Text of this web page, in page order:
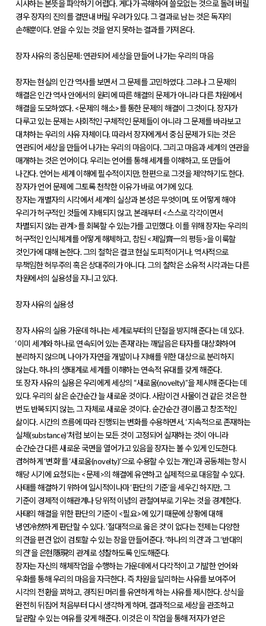
시사하는 본뜻을 파악하기 어렵다. 게다가 곡해하여 쓸모없는 것으로 돌려 버릴
경우 장자의 진의를 결딴내 버릴 우려가 있다. 그 결과로 남는 것은 독자의
손해뿐이다. 얻을 수 있는 것을 얻지 못하는 결과를 가져온다.
장자 사유의 중심문제: 연관되어 세상을 만들어 나가는 우리의 마음
장자는 현실의 인간 역사를 보면서 그 문제를 고민하였다. 그러나 그 문제의
해결은 인간 역사 안에서의 원리에 따른 해결의 문제가 아니라 다른 차원에서
해결을 도모하였다. <문제의 해소>를 통한 문제의 해결이 그것이다. 장자가
다루고 있는 문제는 사회적인 구체적인 문제들이 아니라 그 문제를 바라보고
대처하는 우리의 사유 자체이다. 따라서 장자에게서 중심 문제가 되는 것은
연관되어 세상을 만들어 나가는 우리의 마음이다. 그리고 마음과 세계의 연관을
매개하는 것은 언어이다. 우리는 언어를 통해 세계를 이해하고, 또 만들어
나간다. 언어는 세계 이해에 필수적이지만, 한편으로 그것을 제약하기도 한다.
장자가 언어 문제에 그토록 천착한 이유가 바로 여기에 있다.
장자는 개별자의 시각에서 세계의 실상과 본성은 무엇이며, 또 어떻게 해야
우리가 허구적인 것들에 지배되지 않고, 본래부터 <스스로 각각이면서
차별되지 않는 관계>를 회복할 수 있는가를 고민했다. 이를 위해 장자는 우리의
허구적인 인식체계를 어떻게 해체하고, 참된 <제일齊一의 평등>을 이룩할
것인가에 대해 논한다. 그의 철학은 결코 현실 도피적이거나, 역사적으로
무책임한 허무주의 혹은 상대주의가 아니다. 그의 철학은 소유적 시각과는 다른
차원에서의 실용성을 지니고 있다.
장자 사유의 실용성
장자 사유의 실용 가운데 하나는 세계로부터의 단절을 방지해 준다는 데 있다.
‘이미 세계와 하나로 연속되어 있는 존재’라는 깨달음은 타자를 대상화하여
분리하지 않으며, 나아가 자연을 개발이나 지배를 위한 대상으로 분리하지
않는다. 하나의 생태계로 세계를 이해하는 연속적 유대를 갖게 해준다.
또 장자 사유의 실용은 우리에게 세상의 “새로움(novelty)”을 제시해 준다는 데
있다. 우리의 삶은 순간순간 늘 새로운 것이다. 사람이건 사물이건 같은 것은 한
번도 반복되지 않는, 그 자체로 새로운 것이다. 순간순간 경이롭고 창조적인
삶이다. 시간의 흐름에 따라 진행되는 변화를 수용하면서, ‘지속적으로 존재하는
실체(substance)’처럼 보이는 모든 것이 고정되어 실재하는 것이 아니라
순간순간 다른 새로운 국면을 열어가고 있음을 장자는 볼 수 있게 인도한다.
겸허하게 ‘변화’를 ‘새로움(novelty)’으로 수용할 수 있는 개인과 공동체는 항시
해당 시기에 요청되는 <문제>의 해결에 유연하고 실제적으로 대응할 수 있다.
사태를 해결하기 위하여 일시적이나마 ‘판단의 기준’을 세우긴 하지만, 그
기준이 경제적 이해관계나 당위적 이념의 관철여부로 기우는 것을 경계한다.
사태의 해결을 위한 판단의 기준이 <필요>에 있기 때문에 상황에 대해
냉연冷然하게 판단할 수 있다. ‘절대적으로 옳은 것’이 없다는 전제는 다양한
의견을 편견 없이 검토할 수 있는 장을 만들어준다. ‘하나의 의견’과 그 ‘반대의
의견’을 은현隱現의 관계로 성찰하도록 인도해준다.
장자는 자신의 해체작업을 수행하는 가운데에서 다각적이고 기발한 언어와
우화를 통해 우리의 마음을 자극한다. 즉 차원을 달리하는 사유를 보여주어
시각의 전환을 꾀하고, 경직된 머리를 유연하게 하는 사유를 제시한다. 상식을
완전히 뒤집어 처음부터 다시 생각하게 하며, 결과적으로 세상을 관조하고
달관할 수 있는 여유를 갖게 해준다. 이것은 이 작업을 통해 저자가 얻은